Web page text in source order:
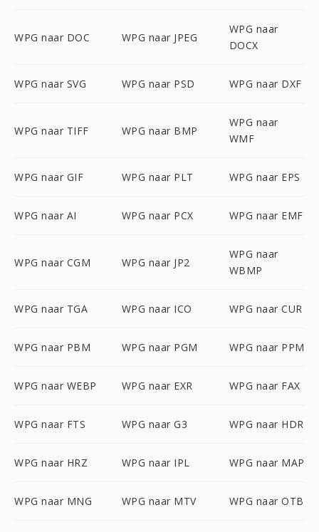
WPG naar DOC WPG naar JPEG
WPG naar
DOCX
WPG naar SVG WPG naar PSD WPG naar DXF
WPG naar TIFF WPG naar BMP
WPG naar
WMF
WPG naar GIF WPG naar PLT WPG naar EPS
WPG naar AI WPG naar PCX WPG naar EMF
WPG naar CGM WPG naar JP2
WPG naar
WBMP
WPG naar TGA WPG naar ICO WPG naar CUR
WPG naar PBM WPG naar PGM WPG naar PPM
WPG naar WEBP WPG naar EXR WPG naar FAX
WPG naar FTS WPG naar G3 WPG naar HDR
WPG naar HRZ WPG naar IPL WPG naar MAP
WPG naar MNG WPG naar MTV WPG naar OTB